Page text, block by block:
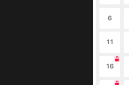
6
11
16